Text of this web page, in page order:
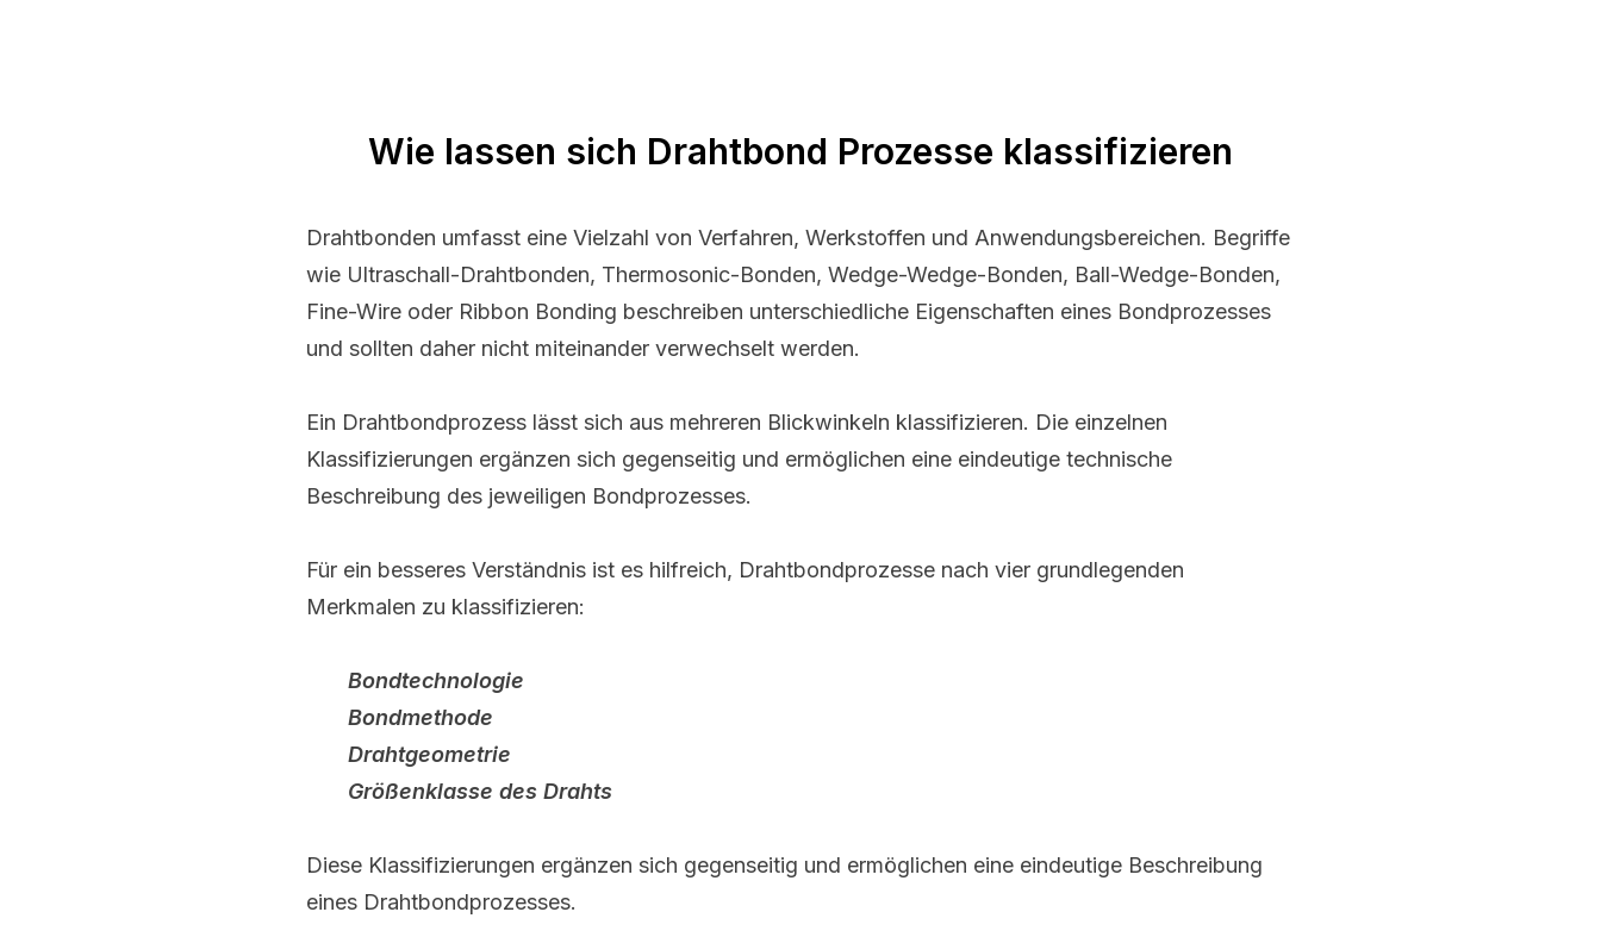
Wie lassen sich Drahtbond Prozesse klassifizieren
Drahtbonden umfasst eine Vielzahl von Verfahren, Werkstoffen und Anwendungsbereichen. Begriffe
wie Ultraschall-Drahtbonden, Thermosonic-Bonden, Wedge-Wedge-Bonden, Ball-Wedge-Bonden,
Fine-Wire oder Ribbon Bonding beschreiben unterschiedliche Eigenschaften eines Bondprozesses
und sollten daher nicht miteinander verwechselt werden.
Ein Drahtbondprozess lässt sich aus mehreren Blickwinkeln klassifizieren. Die einzelnen
Klassifizierungen ergänzen sich gegenseitig und ermöglichen eine eindeutige technische
Beschreibung des jeweiligen Bondprozesses.
Für ein besseres Verständnis ist es hilfreich, Drahtbondprozesse nach vier grundlegenden
Merkmalen zu klassifizieren:
Bondtechnologie
Bondmethode
Drahtgeometrie
Größenklasse des Drahts
Diese Klassifizierungen ergänzen sich gegenseitig und ermöglichen eine eindeutige Beschreibung
eines Drahtbondprozesses.